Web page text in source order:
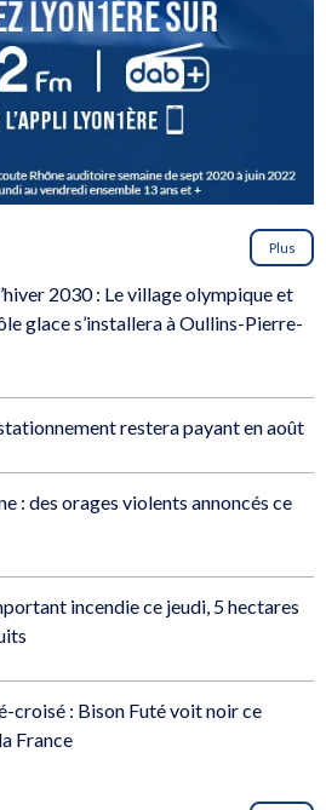
Plus
2030 : Le village olympique et
glace s’installera à Oullins-Pierre-
restera payant en août
: des orages violents annoncés ce
incendie ce jeudi, 5 hectares
croisé : Bison Futé voit noir ce
France